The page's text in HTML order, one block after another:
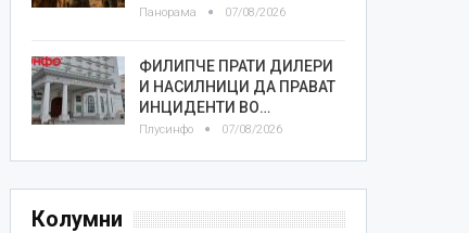
Панорама 07/08/2026
ФИЛИПЧЕ ПРАТИ ДИЛЕРИ
И НАСИЛНИЦИ ДА ПРАВАТ
ИНЦИДЕНТИ ВО…
Плусинфо 07/08/2026
Колумни